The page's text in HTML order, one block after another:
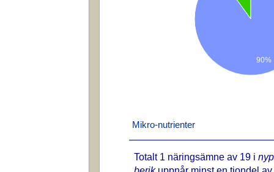
90%
Mikro-nutrienter
Totalt 1 näringsämne av 19 i